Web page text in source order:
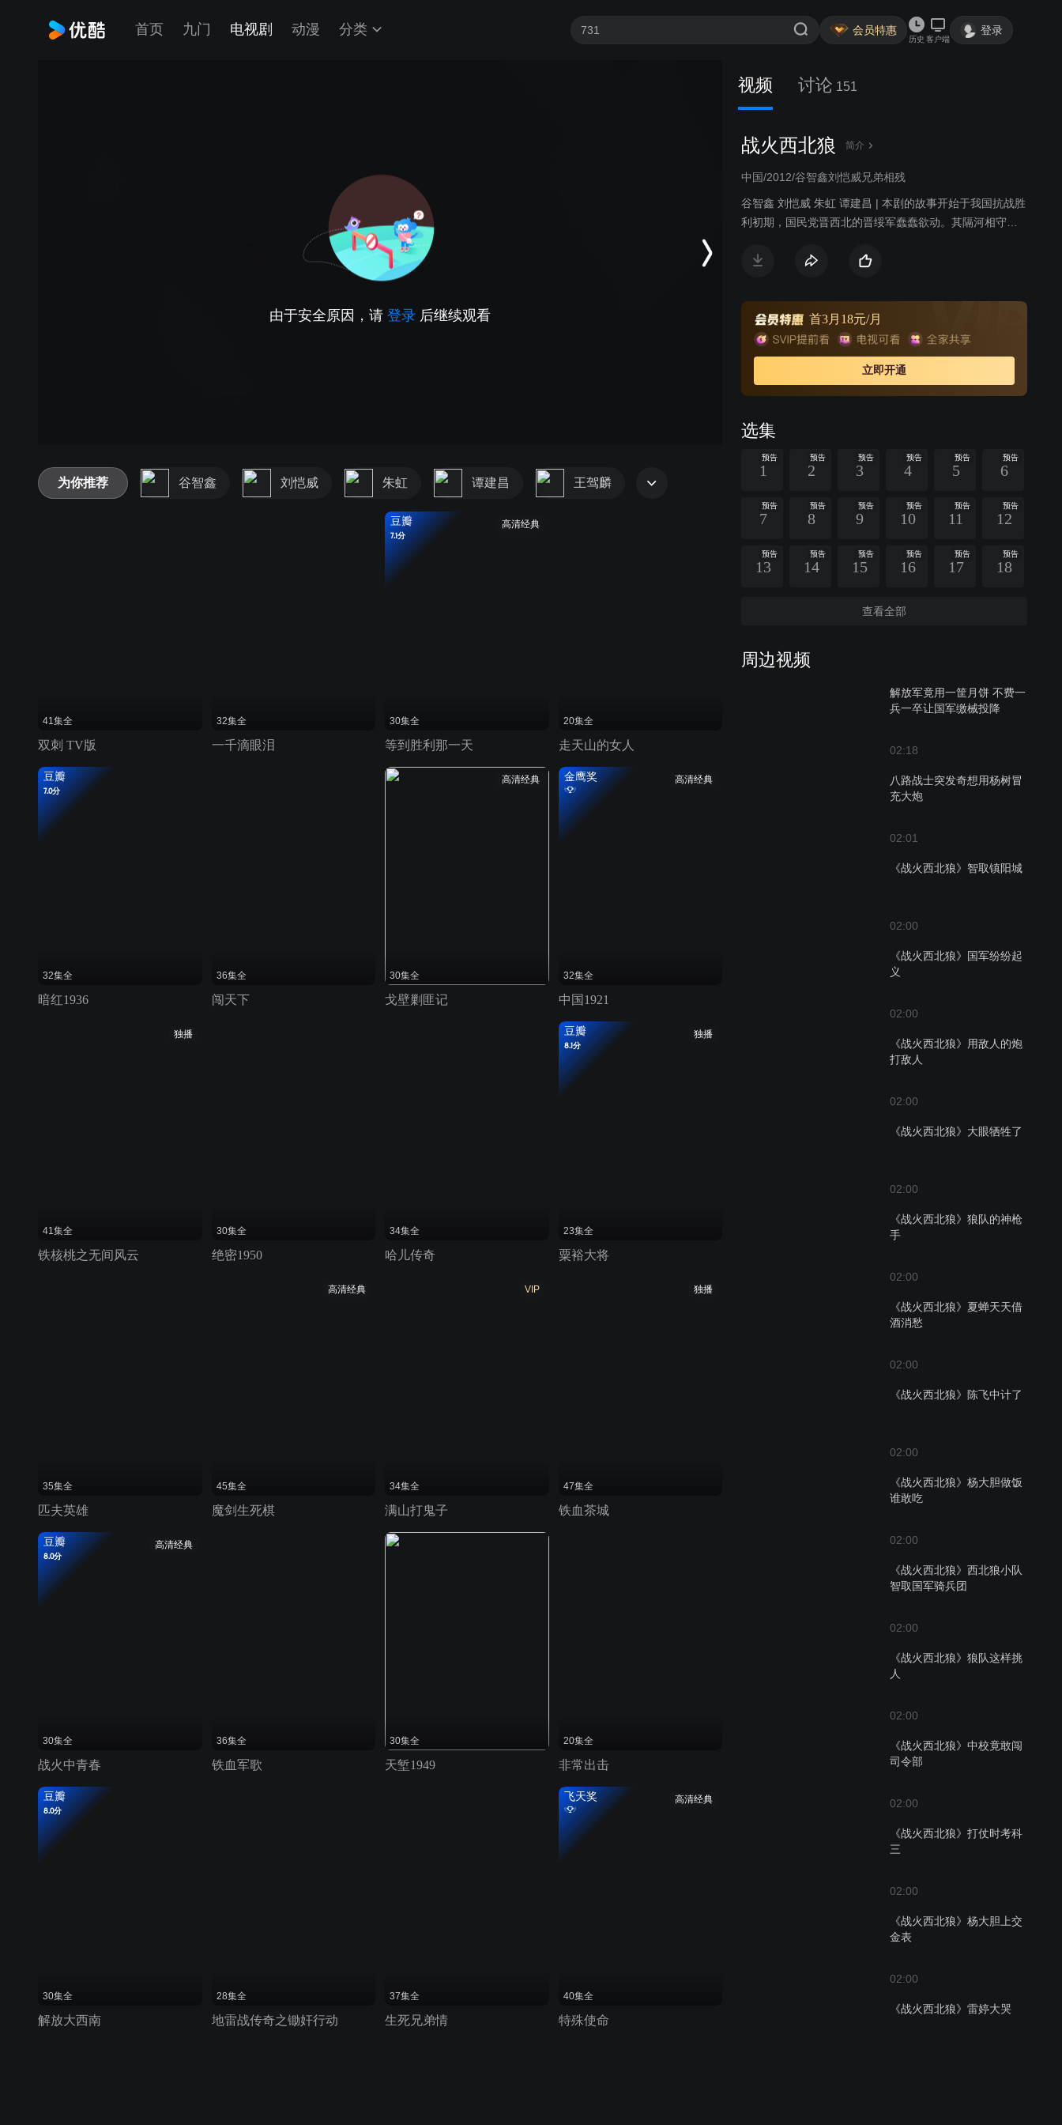
首页 九门 电视剧 动漫 分类 会员特惠
历史 客户端
登录
由于安全原因，请 登录 后继续观看
视频 讨论 151
战火西北狼 简介
中国/2012/谷智鑫刘恺威兄弟相残
谷智鑫 刘恺威 朱虹 谭建昌 | 本剧的故事开始于我国抗战胜
利初期，国民党晋西北的晋绥军蠢蠢欲动。其隔河相守的
护大部队跳出包围圈，随即跟随359旅转战到陕北。在陕北
咬“西北王”胡宗南。首3月18元/月
立即开通
选集
预告
1
预告
2
预告
3
预告
4
预告
5
预告
6
预告
7
预告
8
预告
9
预告
10
预告
11
预告
12
预告
13
预告
14
预告
15
预告
16
预告
17
预告
18
查看全部
周边视频
解放军竟用一筐月饼 不费一
兵一卒让国军缴械投降
02:18
八路战士突发奇想用杨树冒
充大炮
02:01
《战火西北狼》智取镇阳城
02:00
《战火西北狼》国军纷纷起
义
02:00
《战火西北狼》用敌人的炮
打敌人
02:00
《战火西北狼》大眼牺牲了
02:00
《战火西北狼》狼队的神枪
手
02:00
《战火西北狼》夏蝉天天借
酒消愁
02:00
《战火西北狼》陈飞中计了
02:00
《战火西北狼》杨大胆做饭
谁敢吃
02:00
《战火西北狼》西北狼小队
智取国军骑兵团
02:00
《战火西北狼》狼队这样挑
人
02:00
《战火西北狼》中校竟敢闯
司令部
02:00
《战火西北狼》打仗时考科
三
02:00
《战火西北狼》杨大胆上交
金表
02:00
《战火西北狼》雷婷大哭
为你推荐 谷智鑫 刘恺威 朱虹 谭建昌 王驾麟
41集全
双刺 TV版
32集全
一千滴眼泪
高清经典
豆瓣
7.1分
30集全
等到胜利那一天
20集全
走天山的女人
豆瓣
7.0分
32集全
暗红1936
36集全
闯天下
高清经典
30集全
戈壁剿匪记
高清经典
金鹰奖
32集全
中国1921
独播
41集全
铁核桃之无间风云
30集全
绝密1950
34集全
哈儿传奇
独播
豆瓣
8.1分
23集全
粟裕大将
35集全
匹夫英雄
高清经典
45集全
魔剑生死棋
VIP
34集全
满山打鬼子
独播
47集全
铁血茶城
高清经典
豆瓣
8.0分
30集全
战火中青春
36集全
铁血军歌
30集全
天堑1949
20集全
非常出击
豆瓣
8.0分
30集全
解放大西南
28集全
地雷战传奇之锄奸行动
37集全
生死兄弟情
高清经典
飞天奖
40集全
特殊使命